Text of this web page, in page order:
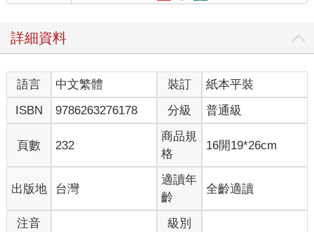
詳細資料
語言 中文繁體 裝訂
紙本平裝
ISBN
9786263276178 分級 普通級
頁數 232
商品規
格
16開19*26cm
出版地 台灣
適讀年
齡
全齡適讀
注音 級別